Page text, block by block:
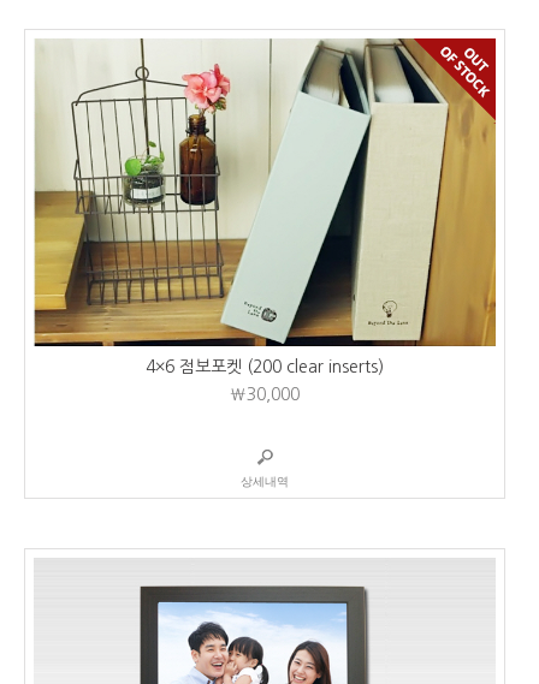
4×6 점보포켓 (200 clear inserts)
₩30,000
상세내역